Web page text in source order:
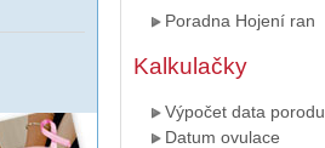
Poradna Hojení ran
Kalkulačky
Výpočet data porodu
Datum ovulace